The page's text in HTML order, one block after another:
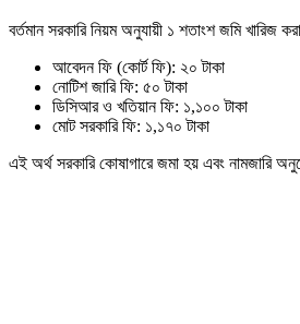
বর্তমান সরকারি নিয়ম অনুযায়ী ১ শতাংশ জমি খারিজ
আবেদন ফি (কোর্ট ফি): ২০ টাকা
নোটিশ জারি ফি: ৫০ টাকা
ডিসিআর ও খতিয়ান ফি: ১,১০০ টাকা
মোট সরকারি ফি: ১,১৭০ টাকা
এই অর্থ সরকারি কোষাগারে জমা হয় এবং নামজারি